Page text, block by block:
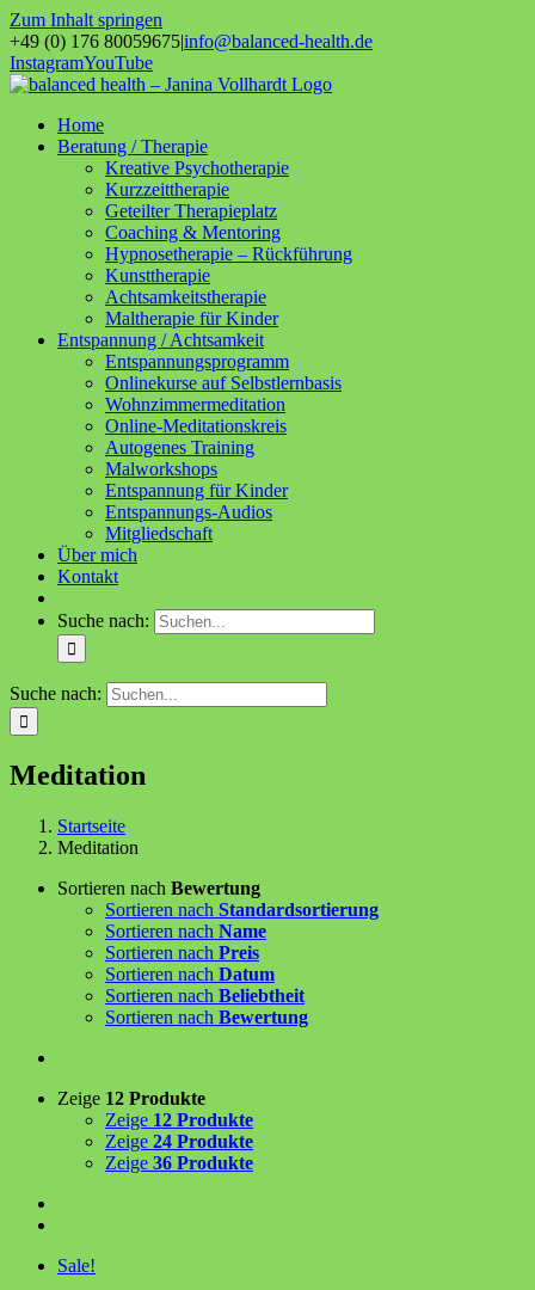
Zum Inhalt springen
+49 (0) 176 80059675|info@balanced-health.de
InstagramYouTube
Home
Beratung / Therapie
Kreative Psychotherapie
Kurzzeittherapie
Geteilter Therapieplatz
Coaching & Mentoring
Hypnosetherapie – Rückführung
Kunsttherapie
Achtsamkeitstherapie
Maltherapie für Kinder
Entspannung / Achtsamkeit
Entspannungsprogramm
Onlinekurse auf Selbstlernbasis
Wohnzimmermeditation
Online-Meditationskreis
Autogenes Training
Malworkshops
Entspannung für Kinder
Entspannungs-Audios
Mitgliedschaft
Über mich
Kontakt
Suche nach:
Suche nach:
Meditation
Startseite
Meditation
Sortieren nach Bewertung
Sortieren nach Standardsortierung
Sortieren nach Name
Sortieren nach Preis
Sortieren nach Datum
Sortieren nach Beliebtheit
Sortieren nach Bewertung
Zeige 12 Produkte
Zeige 12 Produkte
Zeige 24 Produkte
Zeige 36 Produkte
Sale!